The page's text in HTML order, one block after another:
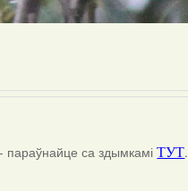
параўнайце са здымкаміТУТ.